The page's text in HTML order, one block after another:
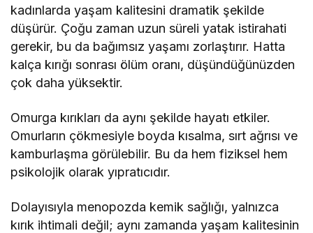
kadınlarda yaşam kalitesini dramatik şekilde
düşürür. Çoğu zaman uzun süreli yatak istirahati
gerekir, bu da bağımsız yaşamı zorlaştırır. Hatta
kalça kırığı sonrası ölüm oranı, düşündüğünüzden
çok daha yüksektir.
Omurga kırıkları da aynı şekilde hayatı etkiler.
Omurların çökmesiyle boyda kısalma, sırt ağrısı ve
kamburlaşma görülebilir. Bu da hem fiziksel hem
psikolojik olarak yıpratıcıdır.
Dolayısıyla menopozda kemik sağlığı, yalnızca
kırık ihtimali değil; aynı zamanda yaşam kalitesinin